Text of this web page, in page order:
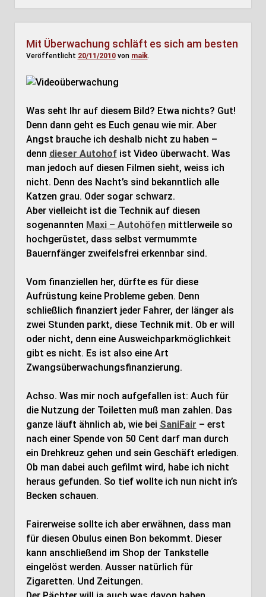
Mit Überwachung schläft es sich am besten
Veröffentlicht 20/11/2010von maik.
Was seht Ihr auf diesem Bild? Etwa nichts? Gut!
Denn dann geht es Euch genau wie mir. Aber
Angst brauche ich deshalb nicht zu haben –
denn dieser Autohofist Video überwacht. Was
man jedoch auf diesen Filmen sieht, weiss ich
nicht. Denn des Nacht’s sind bekanntlich alle
Katzen grau. Oder sogar schwarz.
Aber vielleicht ist die Technik auf diesen
sogenannten Maxi – Autohöfenmittlerweile so
hochgerüstet, dass selbst vermummte
Bauernfänger zweifelsfrei erkennbar sind.
Vom finanziellen her, dürfte es für diese
Aufrüstung keine Probleme geben. Denn
schließlich finanziert jeder Fahrer, der länger als
zwei Stunden parkt, diese Technik mit. Ob er will
oder nicht, denn eine Ausweichparkmöglichkeit
gibt es nicht. Es ist also eine Art
Zwangsüberwachungsfinanzierung.
Achso. Was mir noch aufgefallen ist: Auch für
die Nutzung der Toiletten muß man zahlen. Das
ganze läuft ähnlich ab, wie bei SaniFair – erst
nach einer Spende von 50 Cent darf man durch
ein Drehkreuz gehen und sein Geschäft erledigen.
Ob man dabei auch gefilmt wird, habe ich nicht
heraus gefunden. So tief wollte ich nun nicht in’s
Becken schauen.
Fairerweise sollte ich aber erwähnen, dass man
für diesen Obulus einen Bon bekommt. Dieser
kann anschließend im Shop der Tankstelle
eingelöst werden. Ausser natürlich für
Zigaretten. Und Zeitungen.